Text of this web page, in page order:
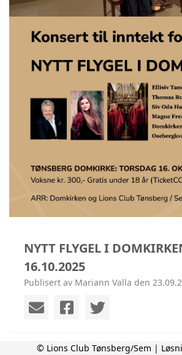
NYTT FLYGEL I
16.10.2025
Publisert av Mariann Valla den
© Lions Club Tønsberg/Sem |